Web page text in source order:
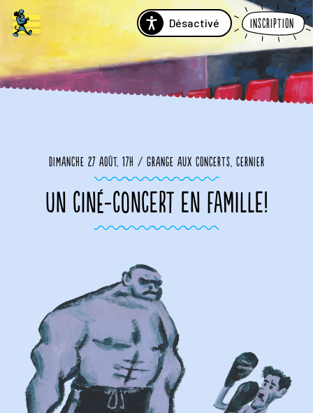
Désactivé Inscription
Dimanche 27 août, 17h / Grange aux concerts, Cernier
UN CINÉ-CONCERT EN FAMILLE!